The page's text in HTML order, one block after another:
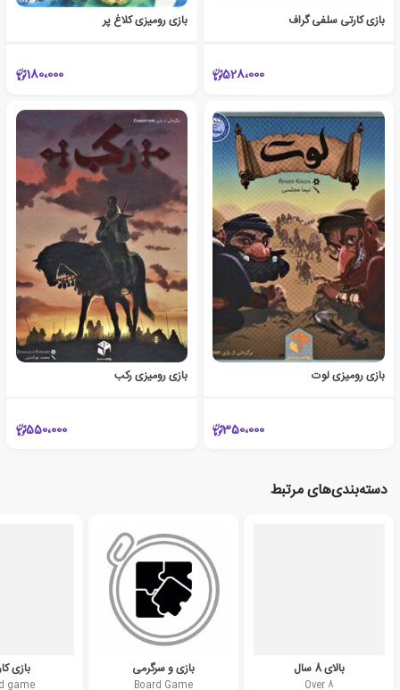
بازی کارتی سلفی گراف
528،000
بازی رومیزی کلاغ پر
180،000
بازی رومیزی لوت
350،000
بازی رومیزی رکب
550،000
دسته‌بندی‌های مرتبط
بالای 8 سال
Over 8
بازی و سرگرمی
Board Game
بازی
game